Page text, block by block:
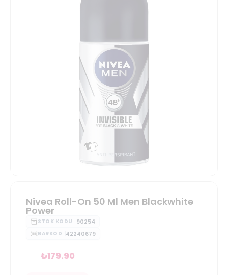
Nivea Roll-On 50 Ml Men Blackwhite
Power
STOK KODU 90254
BARKOD 42240679
₺179.90